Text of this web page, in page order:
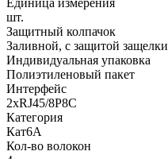
Единица измерения
шт.
Защитный колпачок
Заливной, с защитой защелки
Индивидуальная упаковка
Полиэтиленовый пакет
Интерфейс
2хRJ45/8P8C
Категория
Кат6A
Кол-во волокон